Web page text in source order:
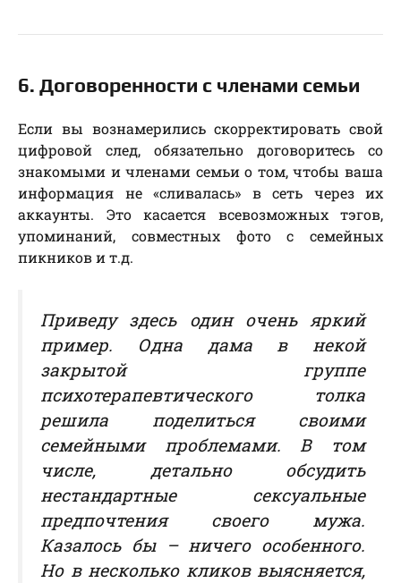
6. Договоренности с членами семьи
Если вы вознамерились скорректировать свой
цифровой след, обязательно договоритесь со
знакомыми и членами семьи о том, чтобы ваша
информация не «сливалась» в сеть через их
аккаунты. Это касается всевозможных тэгов,
упоминаний, совместных фото с семейных
пикников и т.д.
Приведу здесь один очень яркий
пример. Одна дама в некой
закрытой группе
психотерапевтического толка
решила поделиться своими
семейными проблемами. В том
числе, детально обсудить
нестандартные сексуальные
предпочтения своего мужа.
Казалось бы – ничего особенного.
Но в несколько кликов выясняется,